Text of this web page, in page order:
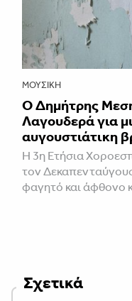
ΜΟΥΣΙΚΉ
Ο Δημήτρης
Λαγουδερά για
αυγουστιάτικη
Η 3η Ετήσια
τον
φαγητό και άφθονο
Σχετικά